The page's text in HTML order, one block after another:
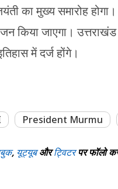
का मुख्य समारोह
किया जाएगा।
में दर्ज होंगे।
President Murmu
, यूट्यूबऔरट्विटरपर फॉलो